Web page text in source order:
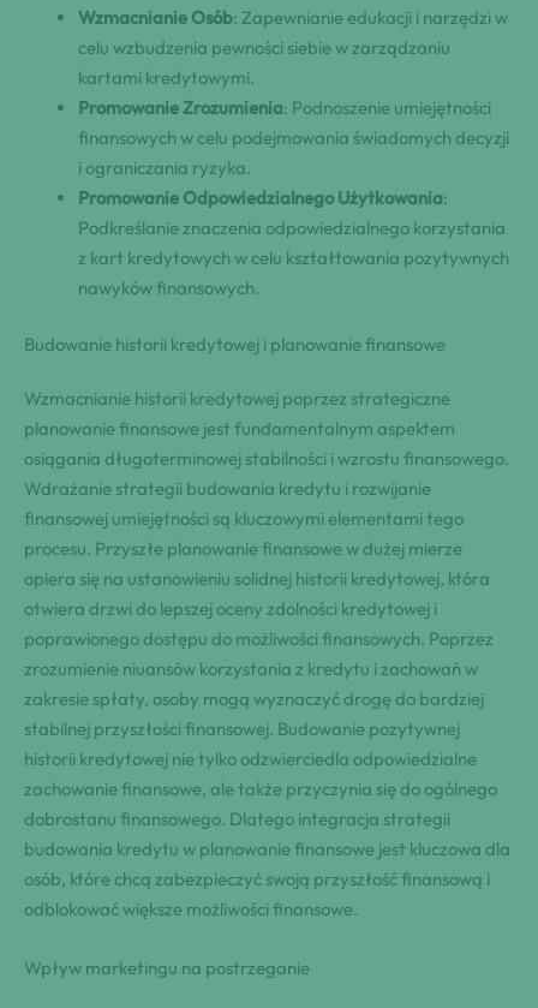
Wzmacnianie Osób: Zapewnianie edukacji i narzędzi w
celu wzbudzenia pewności siebie w zarządzaniu
kartami kredytowymi.
Promowanie Zrozumienia: Podnoszenie umiejętności
finansowych w celu podejmowania świadomych decyzji
i ograniczania ryzyka.
Promowanie Odpowiedzialnego Użytkowania:
Podkreślanie znaczenia odpowiedzialnego korzystania
z kart kredytowych w celu kształtowania pozytywnych
nawyków finansowych.
Budowanie historii kredytowej i planowanie finansowe
Wzmacnianie historii kredytowej poprzez strategiczne
planowanie finansowe jest fundamentalnym aspektem
osiągania długoterminowej stabilności i wzrostu finansowego.
Wdrażanie strategii budowania kredytu i rozwijanie
finansowej umiejętności są kluczowymi elementami tego
procesu. Przyszłe planowanie finansowe w dużej mierze
opiera się na ustanowieniu solidnej historii kredytowej, która
otwiera drzwi do lepszej oceny zdolności kredytowej i
poprawionego dostępu do możliwości finansowych. Poprzez
zrozumienie niuansów korzystania z kredytu i zachowań w
zakresie spłaty, osoby mogą wyznaczyć drogę do bardziej
stabilnej przyszłości finansowej. Budowanie pozytywnej
historii kredytowej nie tylko odzwierciedla odpowiedzialne
zachowanie finansowe, ale także przyczynia się do ogólnego
dobrostanu finansowego. Dlatego integracja strategii
budowania kredytu w planowanie finansowe jest kluczowa dla
osób, które chcą zabezpieczyć swoją przyszłość finansową i
odblokować większe możliwości finansowe.
Wpływ marketingu na postrzeganie